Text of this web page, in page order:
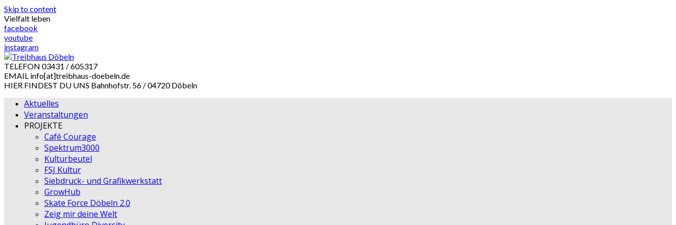
Skip to content
Vielfalt leben
facebook
youtube
instagram
TELEFON 03431 / 605317
EMAIL info[at]treibhaus-doebeln.de
HIER FINDEST DU UNS Bahnhofstr. 56 / 04720 Döbeln
Aktuelles
Veranstaltungen
PROJEKTE
Café Courage
Spektrum3000
Kulturbeutel
FSJ Kultur
Siebdruck- und Grafikwerkstatt
GrowHub
Skate Force Döbeln 2.0
Zeig mir deine Welt